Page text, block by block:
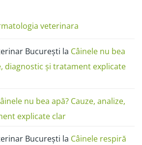
veterinara
București la Câinele nu bea
diagnostic și tratament explicate
nu bea apă? Cauze, analize,
explicate clar
București la Câinele respiră